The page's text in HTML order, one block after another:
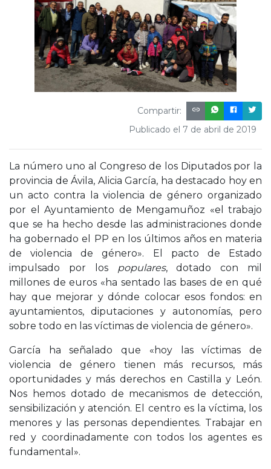
Compartir:
Publicado el 7 de abril de 2019
La número uno al Congreso de los Diputados por la
provincia de Ávila, Alicia García, ha destacado hoy en
un acto contra la violencia de género organizado
por el Ayuntamiento de Mengamuñoz «el trabajo
que se ha hecho desde las administraciones donde
ha gobernado el PP en los últimos años en materia
de violencia de género». El pacto de Estado
impulsado por los
populares, dotado con mil
millones de euros «ha sentado las bases de en qué
hay que mejorar y dónde colocar esos fondos: en
ayuntamientos, diputaciones y autonomías, pero
sobre todo en las víctimas de violencia de género».
García ha señalado que «hoy las víctimas de
violencia de género tienen más recursos, más
oportunidades y más derechos en Castilla y León.
Nos hemos dotado de mecanismos de detección,
sensibilización y atención. El centro es la víctima, los
menores y las personas dependientes. Trabajar en
red y coordinadamente con todos los agentes es
fundamental».